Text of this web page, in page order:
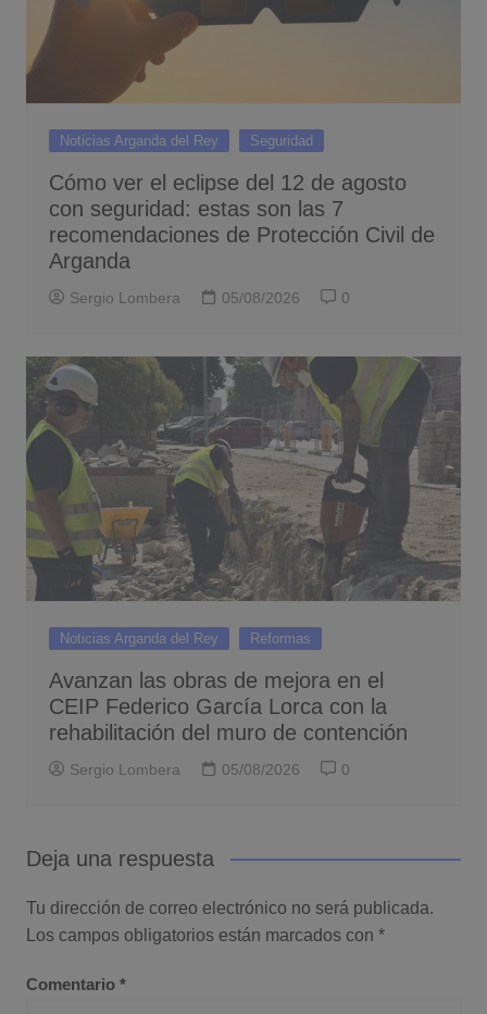
Noticias Arganda del Rey Seguridad
Cómo ver el eclipse del 12 de agosto
con seguridad: estas son las 7
recomendaciones de Protección Civil de
Arganda
Sergio Lombera 05/08/2026 0
Noticias Arganda del Rey Reformas
Avanzan las obras de mejora en el
CEIP Federico García Lorca con la
rehabilitación del muro de contención
Sergio Lombera 05/08/2026 0
Deja una respuesta
Tu dirección de correo electrónico no será publicada.
Los campos obligatorios están marcados con *
Comentario *